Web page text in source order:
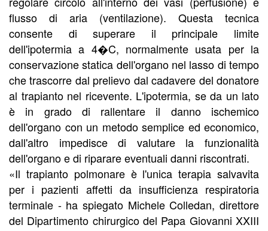
flusso di aria (ventilazione). Questa tecnica
consente di superare il principale limite
dell'ipotermia a 4�C, normalmente usata per la
conservazione statica dell'organo nel lasso di tempo
che trascorre dal prelievo dal cadavere del donatore
al trapianto nel ricevente. L'ipotermia, se da un lato
è in grado di rallentare il danno ischemico
dell'organo con un metodo semplice ed economico,
dall'altro impedisce di valutare la funzionalità
dell'organo e di riparare eventuali danni riscontrati.
«Il trapianto polmonare è l'unica terapia salvavita
per i pazienti affetti da insufficienza respiratoria
terminale - ha spiegato Michele Colledan, direttore
del Dipartimento chirurgico del Papa Giovanni XXIII